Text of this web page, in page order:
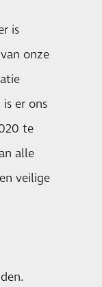
is
onze
er ons
te
alle
veilige